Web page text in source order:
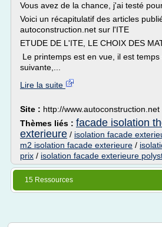
Vous avez de la chance, j'ai testé
Voici un récapitulatif des articles
autoconstruction.net sur l'ITE
ETUDE DE L'ITE, LE CHOIX DES
Le printemps est en vue, il est
suivante,...
Lire la suite
Site : http://www.autoconstruction.net
Thèmes liés : facade isolation
exterieure / isolation facade
m2 isolation facade exterieure /
prix / isolation facade exterieure
15 Ressources